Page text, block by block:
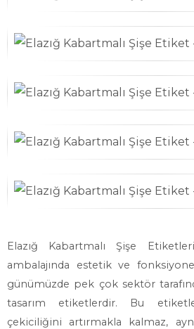
Elazığ Kabartmalı Şişe
ambalajında estetik ve
günümüzde pek çok sektör
tasarım etiketlerdir. Bu
çekiciliğini artırmakla kalmaz,